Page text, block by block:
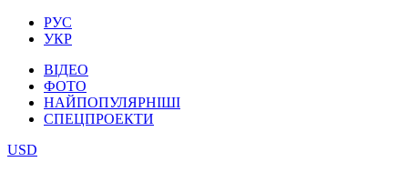
РУС
УКР
ВІДЕО
ФОТО
НАЙПОПУЛЯРНІШІ
СПЕЦПРОЕКТИ
USD